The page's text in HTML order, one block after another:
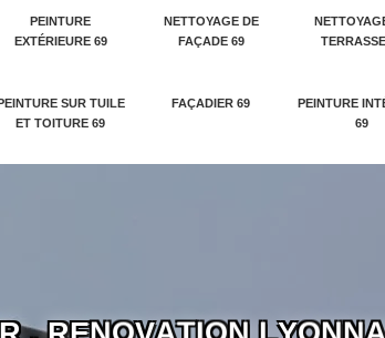
PEINTURE
EXTÉRIEURE 69
NETTOYAGE DE
FAÇADE 69
SUR TUILE
ET TOITURE 69
FAÇADIER 69
PEINTURE
69